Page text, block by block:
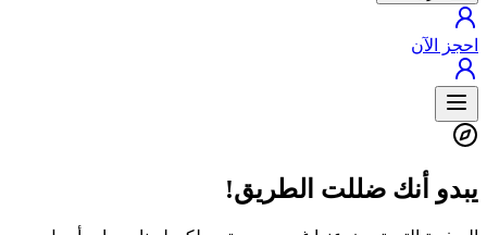
احجز الآن
يبدو أنك ضللت الطريق!